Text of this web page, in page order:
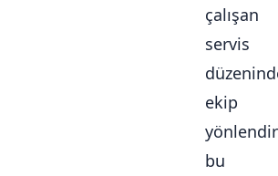
çalışan
servis
ekip
bu